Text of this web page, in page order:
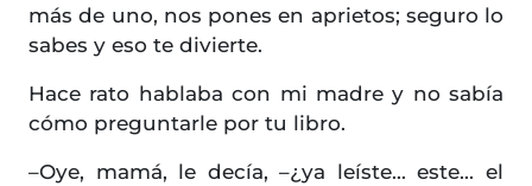
más de uno, nos pones en aprietos; seguro lo
sabes y eso te divierte.
Hace rato hablaba con mi madre y no sabía
cómo preguntarle por tu libro.
–Oye, mamá, le decía, –¿ya leíste... este... el